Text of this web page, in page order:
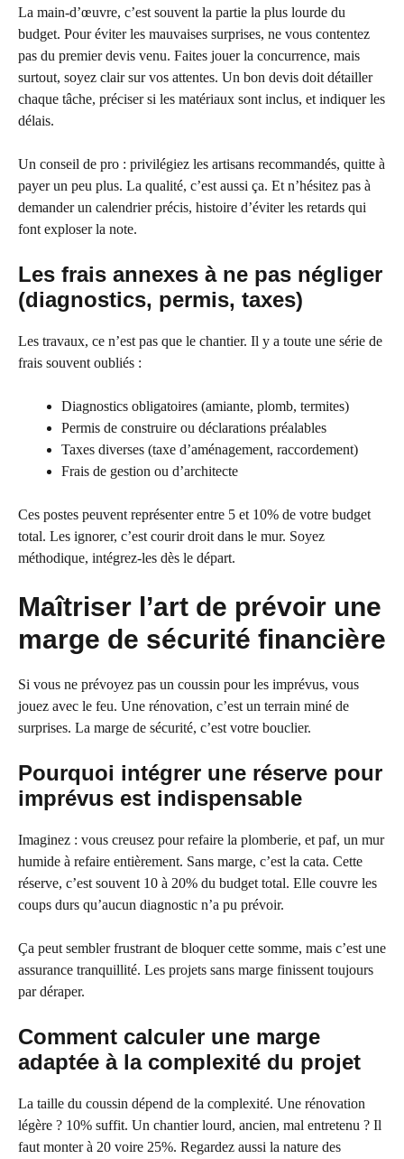
La main-d’œuvre, c’est souvent la partie la plus lourde du
budget. Pour éviter les mauvaises surprises, ne vous contentez
pas du premier devis venu. Faites jouer la concurrence, mais
surtout, soyez clair sur vos attentes. Un bon devis doit détailler
chaque tâche, préciser si les matériaux sont inclus, et indiquer les
délais.
Un conseil de pro : privilégiez les artisans recommandés, quitte à
payer un peu plus. La qualité, c’est aussi ça. Et n’hésitez pas à
demander un calendrier précis, histoire d’éviter les retards qui
font exploser la note.
Les frais annexes à ne pas négliger
(diagnostics, permis, taxes)
Les travaux, ce n’est pas que le chantier. Il y a toute une série de
frais souvent oubliés :
Diagnostics obligatoires (amiante, plomb, termites)
Permis de construire ou déclarations préalables
Taxes diverses (taxe d’aménagement, raccordement)
Frais de gestion ou d’architecte
Ces postes peuvent représenter entre 5 et 10% de votre budget
total. Les ignorer, c’est courir droit dans le mur. Soyez
méthodique, intégrez-les dès le départ.
Maîtriser l’art de prévoir une
marge de sécurité financière
Si vous ne prévoyez pas un coussin pour les imprévus, vous
jouez avec le feu. Une rénovation, c’est un terrain miné de
surprises. La marge de sécurité, c’est votre bouclier.
Pourquoi intégrer une réserve pour
imprévus est indispensable
Imaginez : vous creusez pour refaire la plomberie, et paf, un mur
humide à refaire entièrement. Sans marge, c’est la cata. Cette
réserve, c’est souvent 10 à 20% du budget total. Elle couvre les
coups durs qu’aucun diagnostic n’a pu prévoir.
Ça peut sembler frustrant de bloquer cette somme, mais c’est une
assurance tranquillité. Les projets sans marge finissent toujours
par déraper.
Comment calculer une marge
adaptée à la complexité du projet
La taille du coussin dépend de la complexité. Une rénovation
légère ? 10% suffit. Un chantier lourd, ancien, mal entretenu ? Il
faut monter à 20 voire 25%. Regardez aussi la nature des